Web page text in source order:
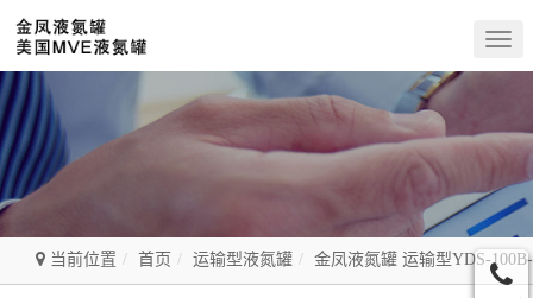
当前位置 首页 运输型液氮罐 金凤液氮罐 运输型YDS-